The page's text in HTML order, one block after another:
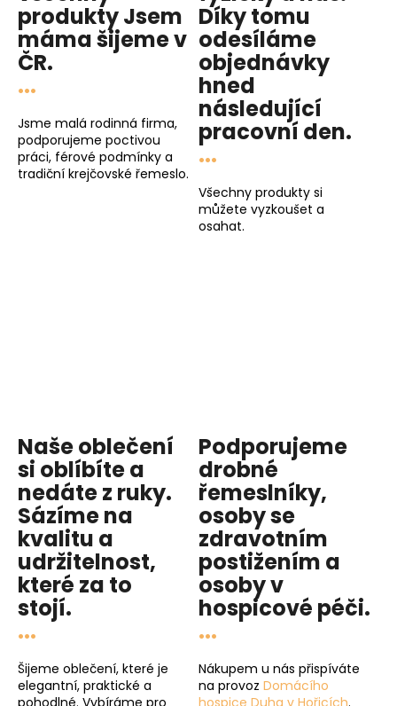
produktyJsem
mámašijeme v
ČR.
...
Jsme malá rodinná firma,
podporujeme poctivou
práci, férové podmínky a
tradiční krejčovské řemeslo.
Díky tomu
odesíláme
objednávky
hned
následující
pracovní den.
...
Všechny produkty si
můžete vyzkoušet a
osahat.
Naše oblečení
si oblíbíte a
nedáte z ruky.
Sázíme na
kvalitu a
udržitelnost,
které za to
stojí.
...
Šijeme oblečení, které je
elegantní, praktické a
Podporujeme
drobné
řemeslníky,
osoby se
zdravotním
postižením a
osoby v
hospicové péči.
...
Nákupem u nás přispíváte
na provoz Domácího